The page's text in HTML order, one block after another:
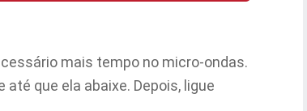
mais tempo no micro-ondas.
que ela abaixe. Depois, ligue